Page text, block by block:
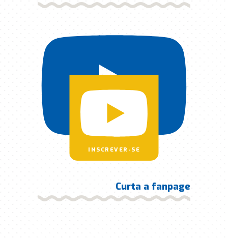
INSCREVER-SE
Curta a fanpage